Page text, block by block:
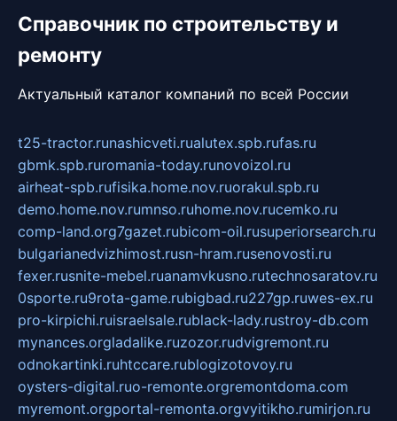
Справочник по строительству и
ремонту
Актуальный каталог компаний по всей России
t25-tractor.runashicveti.rualutex.spb.rufas.ru
gbmk.spb.ruromania-today.runovoizol.ru
airheat-spb.rufisika.home.nov.ruorakul.spb.ru
demo.home.nov.rumnso.ruhome.nov.rucemko.ru
comp-land.org7gazet.rubicom-oil.rusuperiorsearch.ru
bulgarianedvizhimost.rusn-hram.rusenovosti.ru
fexer.rusnite-mebel.ruanamvkusno.rutechnosaratov.ru
0sporte.ru9rota-game.rubigbad.ru227gp.ruwes-ex.ru
pro-kirpichi.ruisraelsale.rublack-lady.rustroy-db.com
mynances.orgladalike.ruzozor.rudvigremont.ru
odnokartinki.ruhtccare.rublogizotovoy.ru
oysters-digital.ruo-remonte.orgremontdoma.com
myremont.orgportal-remonta.orgvyitikho.rumirjon.ru